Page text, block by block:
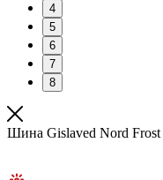
4
5
6
7
8
Шина Gislaved Nord Frost